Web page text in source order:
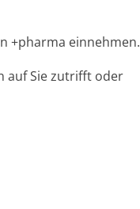
+pharma einnehmen.
auf Sie zutrifft oder